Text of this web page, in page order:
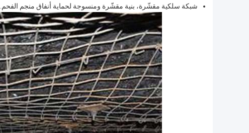
شبكة سلكية مقشّرة، بنية مقشّرة ومنسوجة لحماية أنفاق منجم الفحم.